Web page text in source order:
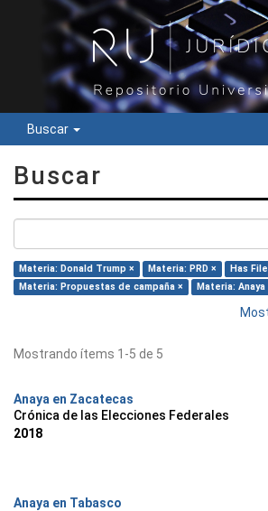
Buscar
Buscar
Materia: Donald Trump × Materia: PRD ×
Has
Materia: Propuestas de campaña ×
Materia: Anaya
Mostrando ítems 1-5 de 5
Anaya en Zacatecas
Crónica de las Elecciones Federales
2018
Anaya en Tabasco